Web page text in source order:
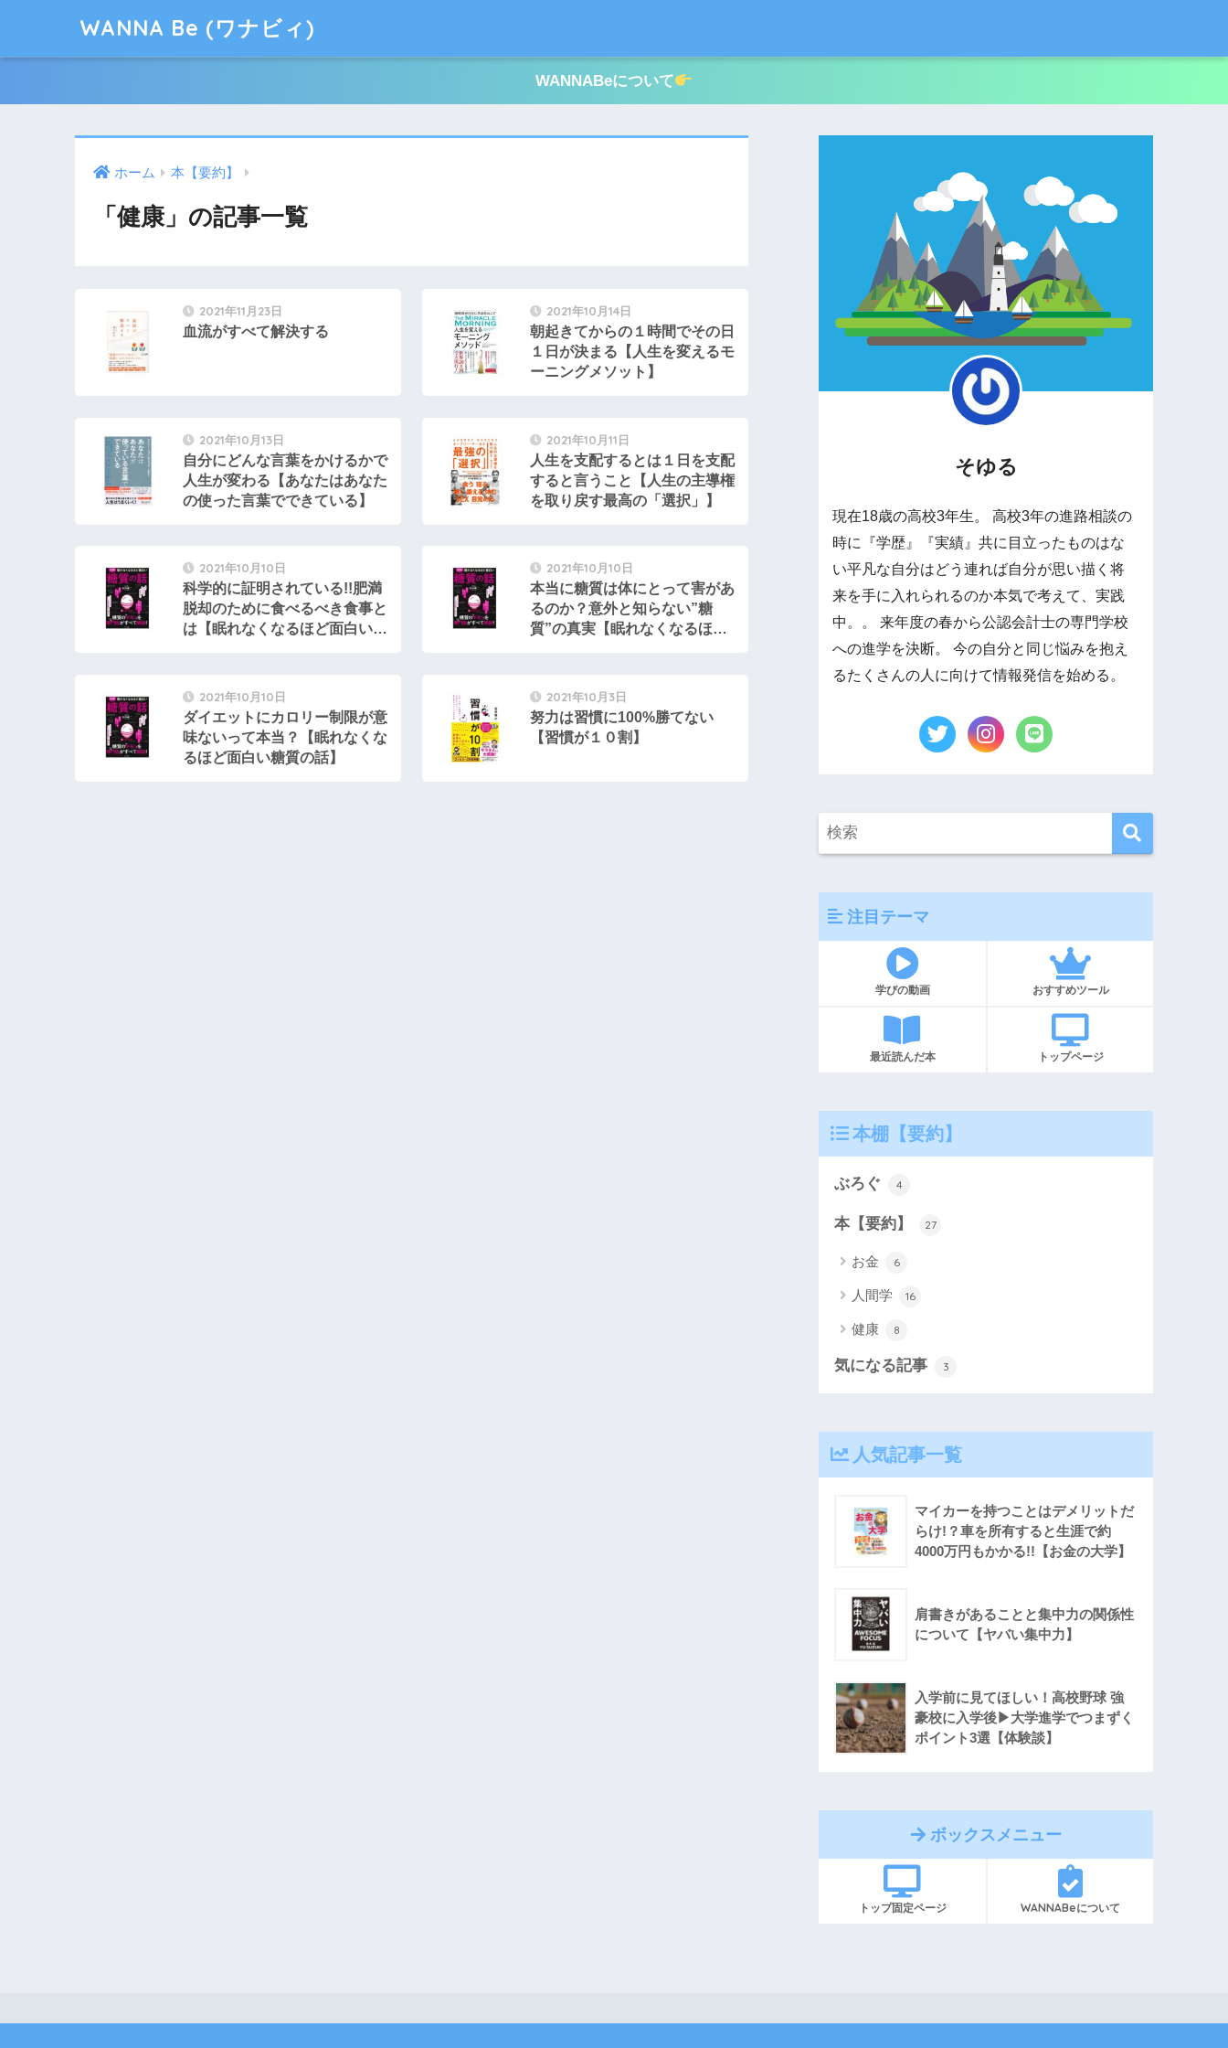
WANNA Be (ワナビィ)
WANNABeについて
ホーム 本【要約】
「健康」の記事一覧
2021年11月23日
血流がすべて解決する
2021年10月14日
朝起きてからの１時間でその日
１日が決まる【人生を変えるモ
ーニングメソット】
2021年10月13日
自分にどんな言葉をかけるかで
人生が変わる【あなたはあなた
の使った言葉でできている】
2021年10月11日
人生を支配するとは１日を支配
すると言うこと【人生の主導権
を取り戻す最高の「選択」】
2021年10月10日
科学的に証明されている!!肥満
脱却のために食べるべき食事と
は【眠れなくなるほど面白い糖
2021年10月10日
本当に糖質は体にとって害があ
るのか？意外と知らない”糖
質”の真実【眠れなくなるほど
2021年10月10日
ダイエットにカロリー制限が意
味ないって本当？【眠れなくな
るほど面白い糖質の話】
2021年10月3日
努力は習慣に100%勝てない
【習慣が１０割】
そゆる
現在18歳の高校3年生。 高校3年の進路相談の
時に『学歴』『実績』共に目立ったものはな
い平凡な自分はどう連れば自分が思い描く将
来を手に入れられるのか本気で考えて、実践
中。。 来年度の春から公認会計士の専門学校
への進学を決断。 今の自分と同じ悩みを抱え
るたくさんの人に向けて情報発信を始める。
注目テーマ
学びの動画 おすすめツール
最近読んだ本 トップページ
本棚【要約】
ぶろぐ 4
本【要約】 27
お金 6
人間学 16
健康 8
気になる記事 3
人気記事一覧
マイカーを持つことはデメリットだ
らけ!？車を所有すると生涯で約
4000万円もかかる!!【お金の大学】
肩書きがあることと集中力の関係性
について【ヤバい集中力】
入学前に見てほしい！高校野球 強
豪校に入学後▶︎大学進学でつまずく
ポイント3選【体験談】
ボックスメニュー
トップ固定ページ WANNABeについて